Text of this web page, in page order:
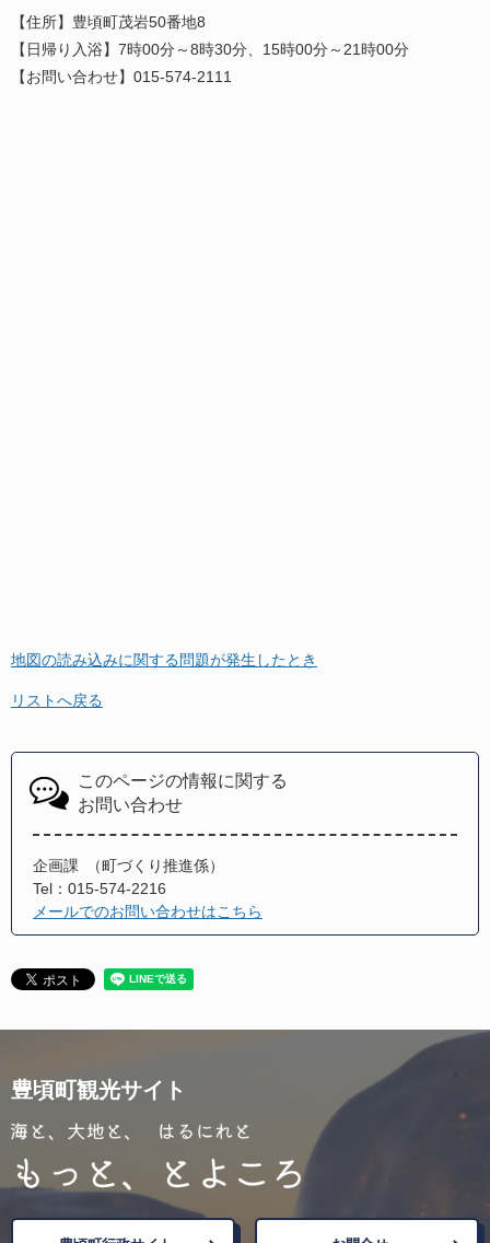
【住所】豊頃町茂岩50番地8
【日帰り入浴】7時00分～8時30分、15時00分～21時00分
【お問い合わせ】015-574-2111
地図の読み込みに関する問題が発生したとき
リストへ戻る
このページの情報に関する
お問い合わせ
企画課
町づくり推進係
Tel：015-574-2216
メールでのお問い合わせはこちら
豊頃町観光サイト